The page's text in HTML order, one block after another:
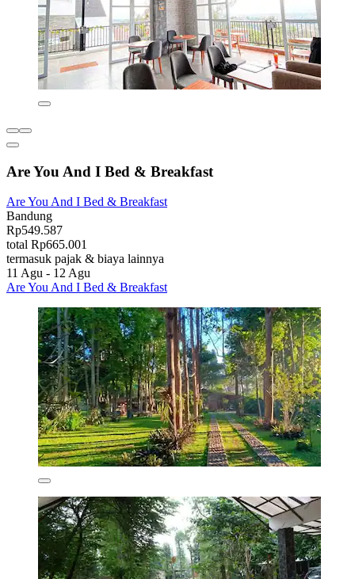
Are You And I Bed & Breakfast
Are You And I Bed & Breakfast
Bandung
Rp549.587
total Rp665.001
termasuk pajak & biaya lainnya
11 Agu - 12 Agu
Are You And I Bed & Breakfast